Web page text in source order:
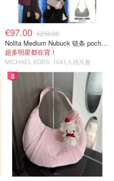
€97.00 €250.00
Nolita Medium Nubuck 链条 pochette
超多明星都在背！
MICHAEL KORS 1041人感兴趣
8